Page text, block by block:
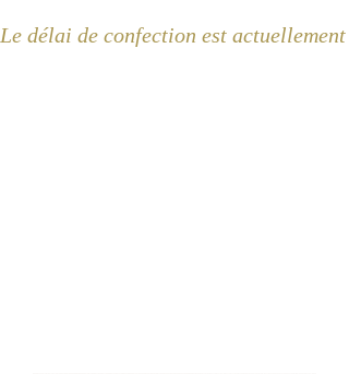
Le délai de confection est